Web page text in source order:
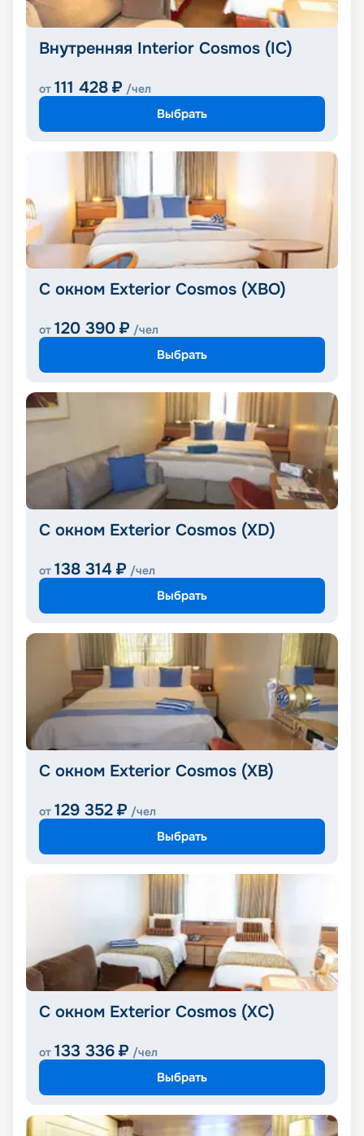
Внутренняя Interior Cosmos (IC)
от 111 428 ₽ /чел
Выбрать
С окном Exterior Cosmos (XBO)
от 120 390 ₽ /чел
Выбрать
С окном Exterior Cosmos (XD)
от 138 314 ₽ /чел
Выбрать
С окном Exterior Cosmos (XB)
от 129 352 ₽ /чел
Выбрать
С окном Exterior Cosmos (XС)
от 133 336 ₽ /чел
Выбрать